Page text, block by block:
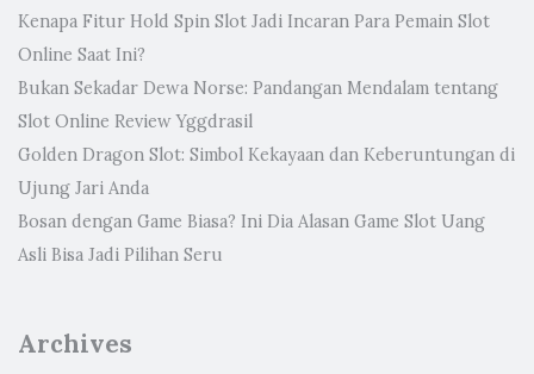
Kenapa Fitur Hold Spin Slot Jadi Incaran Para Pemain Slot
Online Saat Ini?
Bukan Sekadar Dewa Norse: Pandangan Mendalam tentang
Slot Online Review Yggdrasil
Golden Dragon Slot: Simbol Kekayaan dan Keberuntungan di
Ujung Jari Anda
Bosan dengan Game Biasa? Ini Dia Alasan Game Slot Uang
Asli Bisa Jadi Pilihan Seru
Archives